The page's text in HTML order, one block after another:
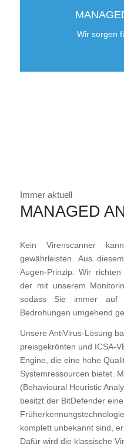
Wir sorgen
Immer aktuell
MANAGED
Kein Virenscanner
gewährleisten. Aus
Augen-Prinzip. Wir
der mit unserem
sodass Sie immer auf
Bedrohungen umgehend
Unsere AntiVirus-Lösung
preisgekrönten und ICSA-
Engine, die eine hohe
Systemressourcen bietet.
(Behavioural Heuristic
besitzt der BitDefender
komplett unbekannt sind,
Dafür wird die klassische